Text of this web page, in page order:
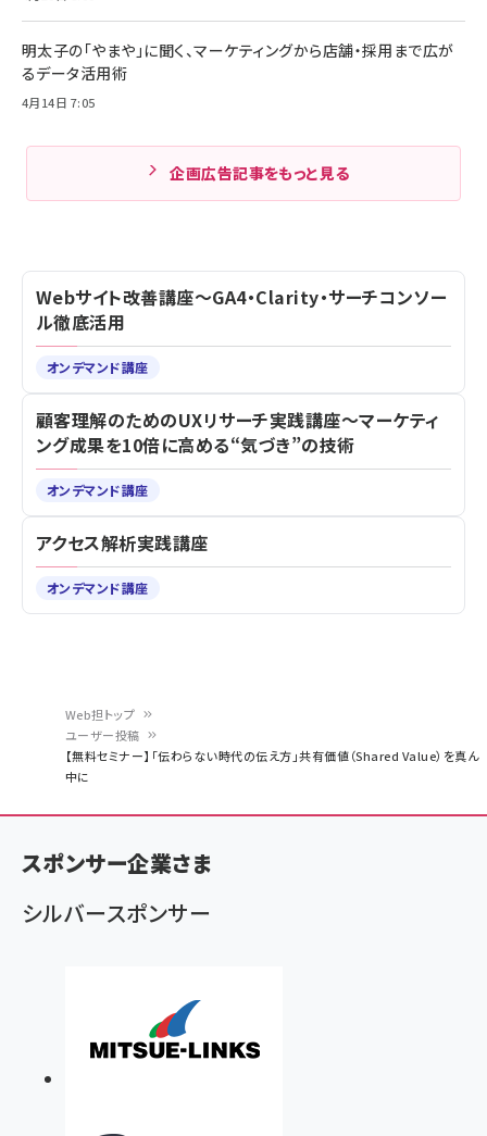
く
ず
Web担トップ
ユーザー投稿
【無料セミナー】「伝わらない時代の伝え方」共有価値（Shared Value）を真ん
中に
明太子の「やまや」に聞く、マーケティングから店舗・採用まで広が
るデータ活用術
4月14日 7:05
企画広告記事をもっと見る
Webサイト改善講座～GA4・Clarity・サーチコンソー
ル徹底活用
オンデマンド講座
顧客理解のためのUXリサーチ実践講座～マーケティ
ング成果を10倍に高める“気づき”の技術
オンデマンド講座
アクセス解析実践講座
オンデマンド講座
スポンサー企業さま
シルバースポンサー